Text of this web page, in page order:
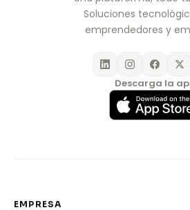
Soluciones
emprendedores y
Descarga la
EMPRESA